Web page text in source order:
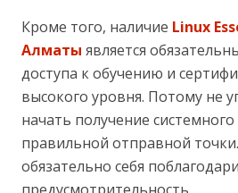
Кроме того, наличие Linux
Алматы является
доступа к обучению и
высокого уровня. Потому не
начать получение
правильной отправной
обязательно себя